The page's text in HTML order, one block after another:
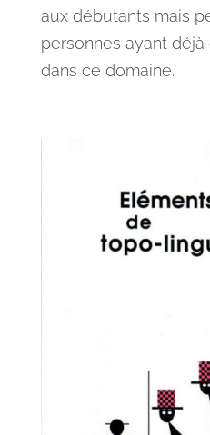
aux débutants mais
personnes ayant
dans ce domaine.